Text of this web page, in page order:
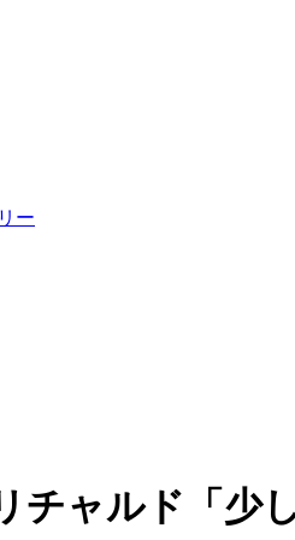
ー
チャルド「少